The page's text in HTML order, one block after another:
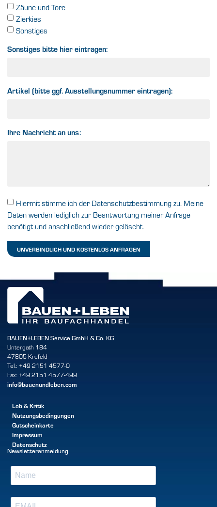
Zäune und Tore
Zierkies
Sonstiges
Sonstiges bitte hier eintragen:
Artikel (bitte ggf. Ausstellungsnummer eintragen):
Ihre Nachricht an uns:
Hiermit stimme ich der Datenschutzbestimmung zu. Meine
Daten werden lediglich zur Beantwortung meiner Anfrage
benötigt und anschließend wieder gelöscht.
UNVERBINDLICH UND KOSTENLOS ANFRAGEN
BAUEN+LEBEN Service GmbH & Co. KG
Untergath 184
47805 Krefeld
Tel.: +49 2151 4577-0
Fax: +49 2151 4577-499
info@bauenundleben.com
Lob & Kritik
Nutzungsbedingungen
Gutscheinkarte
Impressum
Datenschutz
Newsletteranmeldung